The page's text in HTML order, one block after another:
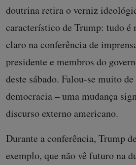
doutrina retira o verniz
característico de Trump: tudo é
claro na conferência de
presidente e membros do
deste sábado. Falou-se muito
democracia – uma mudança
discurso externo americano.
Durante a conferência, Trump
exemplo, que não vê futuro na